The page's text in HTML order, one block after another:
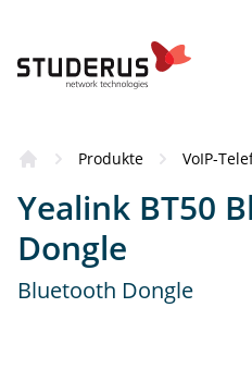
Produkte VoIP-
Yealink BT50
Dongle
Bluetooth Dongle